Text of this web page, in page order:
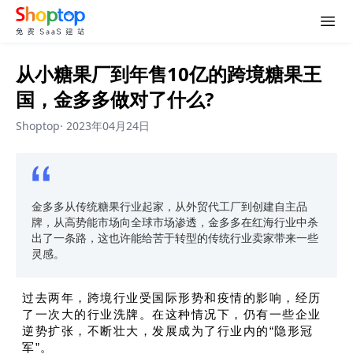
从小糖果厂到年售10亿的跨境糖果王
国，金多多做对了什么?​
Shoptop· 2023年04月24日
金多多从传统糖果行业起家，从外贸代工厂到创建自主品
牌，从高势能市场向全球市场渗透，金多多在红海行业中杀
出了一条路，这也许能给苦于转型的传统行业卖家带来一些
灵感。
过去两年，跨境行业受国际形势和疫情的影响，经历
了一次大的行业洗牌。在这种情况下，仍有一些企业
逆势扩张，不断壮大，发展成为了行业内的“隐形冠
军”。